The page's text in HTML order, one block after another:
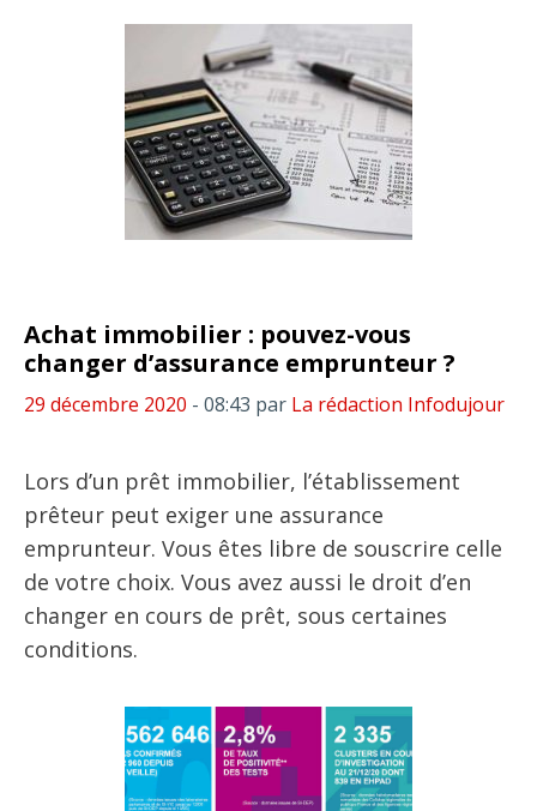
Achat immobilier : pouvez-vous
changer d’assurance emprunteur ?
29 décembre 2020 - 08:43 par La rédaction Infodujour
Lors d’un prêt immobilier, l’établissement
prêteur peut exiger une assurance
emprunteur. Vous êtes libre de souscrire celle
de votre choix. Vous avez aussi le droit d’en
changer en cours de prêt, sous certaines
conditions.